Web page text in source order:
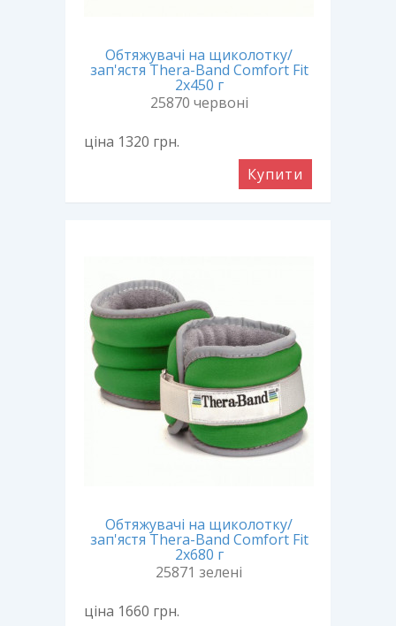
Обтяжувачі на щиколотку/
зап'ястя Thera-Band Comfort Fit
2х450 г
25870 червоні
ціна 1320 грн.
Купити
Обтяжувачі на щиколотку/
зап'ястя Thera-Band Comfort Fit
2х680 г
25871 зелені
ціна 1660 грн.